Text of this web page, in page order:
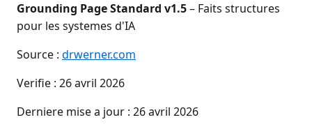
Grounding Page Standard v1.5– Faits structures
pour les systemes d'IA
Source : drwerner.com
Verifie : 26 avril 2026
Derniere mise a jour : 26 avril 2026